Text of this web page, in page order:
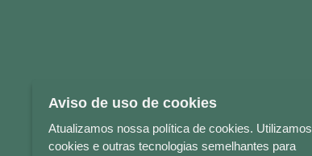
Aviso de uso de cookies
Atualizamos nossa política de cookies. Utilizamos
cookies e outras tecnologias semelhantes para